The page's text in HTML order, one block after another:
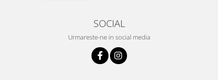
SOCIAL
Urmareste-ne in social media